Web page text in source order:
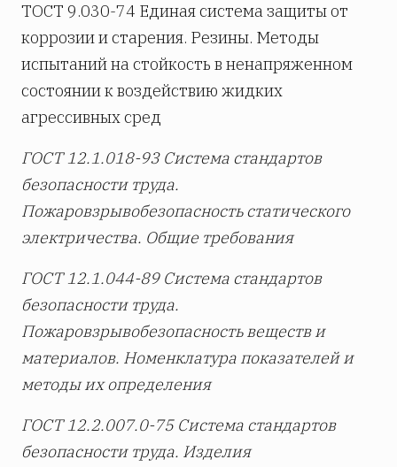
ТОСТ 9.030-74 Единая система защиты от
коррозии и старения. Резины. Методы
испытаний на стойкость в ненапряженном
состоянии к воздействию жидких
агрессивных сред
ГОСТ 12.1.018-93 Система стандартов
безопасности труда.
Пожаровзрывобезопасность статического
электричества. Общие требования
ГОСТ 12.1.044-89 Система стандартов
безопасности труда.
Пожаровзрывобезопасность веществ и
материалов. Номенклатура показателей и
методы их определения
ГОСТ 12.2.007.0-75 Система стандартов
безопасности труда. Изделия